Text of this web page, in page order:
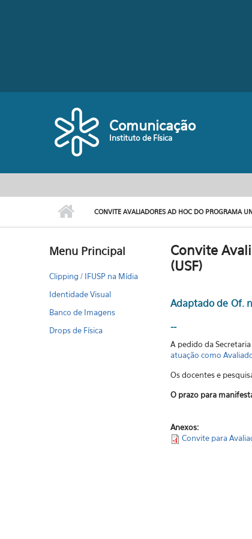
Comunicação
Instituto de Física
CONVITE AVALIADORES AD HOC DO PROGRAMA
Menu Principal
Clipping / IFUSP na Mídia
Identidade Visual
Banco de Imagens
Drops de Física
Convite
(USF)
Adaptado de Of.
--
Apedido da Secretaria
atuação como
Os docentes e
O prazo para
Anexos:
Convite para